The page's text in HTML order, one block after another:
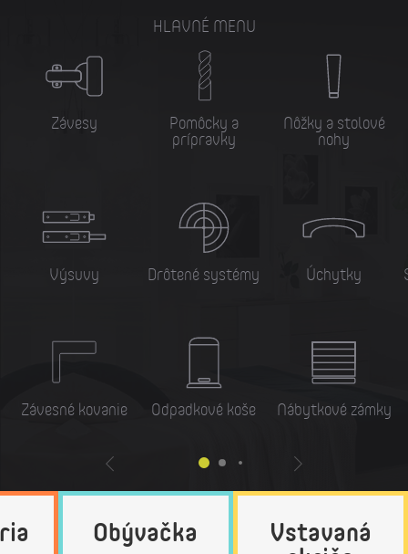
HLAVNÉ MENU
Závesy
Výsuvy
Závesné kovanie
Pomôcky a
prípravky
Drôtené systémy
Odpadkové koše
Nôžky a stolové
nohy
Úchytky
Nábytkové zámky
Obývačka Vstavaná